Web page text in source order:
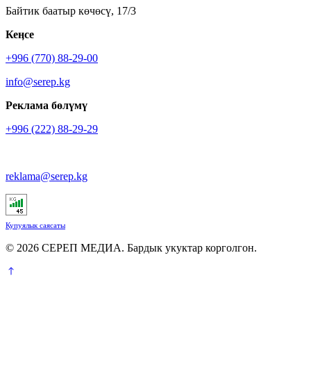
Байтик баатыр көчөсү, 17/3
Кеӊсе
+996 (770) 88-29-00
info@serep.kg
Реклама бөлүмү
+996 (222) 88-29-29
reklama@serep.kg
Купуялык саясаты
© 2026 СЕРЕП МЕДИА. Бардык укуктар корголгон.